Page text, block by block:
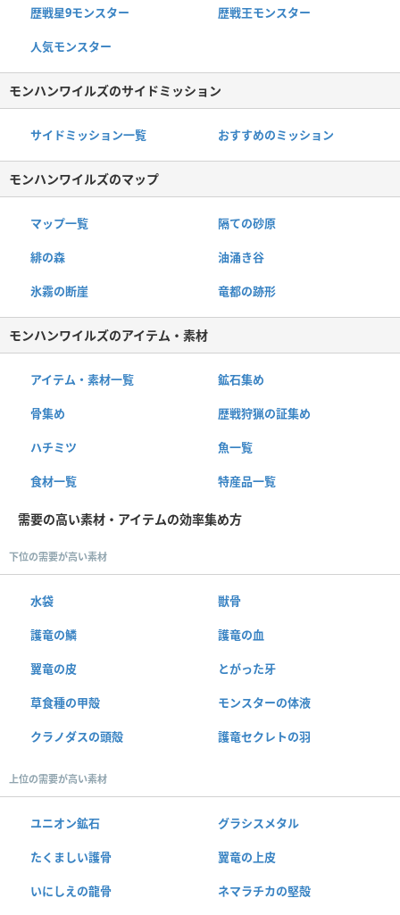
歴戦星9モンスター 歴戦王モンスター
人気モンスター
モンハンワイルズのサイドミッション
サイドミッション一覧 おすすめのミッション
モンハンワイルズのマップ
マップ一覧 隔ての砂原
緋の森 油涌き谷
氷霧の断崖 竜都の跡形
モンハンワイルズのアイテム・素材
アイテム・素材一覧 鉱石集め
骨集め 歴戦狩猟の証集め
ハチミツ 魚一覧
食材一覧 特産品一覧
需要の高い素材・アイテムの効率集め方
下位の需要が高い素材
水袋 獣骨
護竜の鱗 護竜の血
翼竜の皮 とがった牙
草食種の甲殻 モンスターの体液
クラノダスの頭殻 護竜セクレトの羽
上位の需要が高い素材
ユニオン鉱石 グラシスメタル
たくましい護骨 翼竜の上皮
いにしえの龍骨 ネマラチカの堅殻